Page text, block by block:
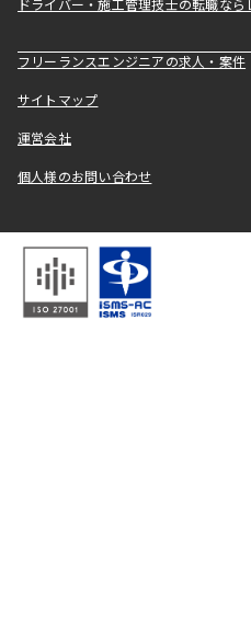
ドライバー・施工管理技士の転職なら
フリーランスエンジニアの求人・案件
サイトマップ
運営会社
個人様のお問い合わせ